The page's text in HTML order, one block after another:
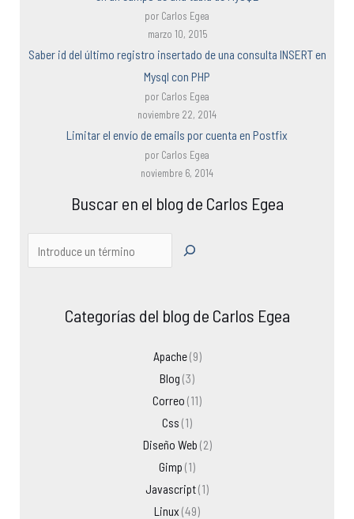
por Carlos Egea
marzo 10, 2015
Saber id del último registro insertado de una consulta INSERT en
Mysql con PHP
por Carlos Egea
noviembre 22, 2014
Limitar el envío de emails por cuenta en Postfix
por Carlos Egea
noviembre 6, 2014
Buscar en el blog de Carlos Egea
Categorías del blog de Carlos Egea
Apache(9)
Blog (3)
Correo (11)
Css (1)
Diseño Web (2)
Gimp (1)
Javascript(1)
Linux (49)